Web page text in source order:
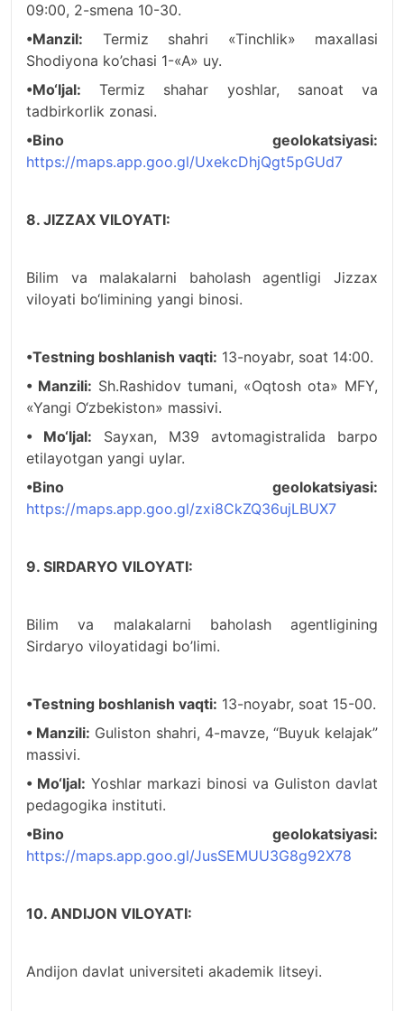
09:00, 2-smena 10-30.
•Manzil: Termiz shahri «Tinchlik» maxallasi
Shodiyona ko’chasi 1-«A» uy.
•Mo‘ljal: Termiz shahar yoshlar, sanoat va
tadbirkorlik zonasi.
•Bino geolokatsiyasi:
https://maps.app.goo.gl/UxekcDhjQgt5pGUd7
8. JIZZAX VILOYATI:
Bilim va malakalarni baholash agentligi Jizzax
viloyati bo‘limining yangi binosi.
•Testning boshlanish vaqti: 13-noyabr, soat 14:00.
• Manzili: Sh.Rashidov tumani, «Oqtosh ota» MFY,
«Yangi O‘zbekiston» massivi.
• Mo‘ljal: Sayxan, M39 avtomagistralida barpo
etilayotgan yangi uylar.
•Bino geolokatsiyasi:
https://maps.app.goo.gl/zxi8CkZQ36ujLBUX7
9. SIRDARYO VILOYATI:
Bilim va malakalarni baholash agentligining
Sirdaryo viloyatidagi bo’limi.
•Testning boshlanish vaqti: 13-noyabr, soat 15-00.
• Manzili: Guliston shahri, 4-mavze, “Buyuk kelajak”
massivi.
• Mo‘ljal: Yoshlar markazi binosi va Guliston davlat
pedagogika instituti.
•Bino geolokatsiyasi:
https://maps.app.goo.gl/JusSEMUU3G8g92X78
10. ANDIJON VILOYATI:
Andijon davlat universiteti akademik litseyi.